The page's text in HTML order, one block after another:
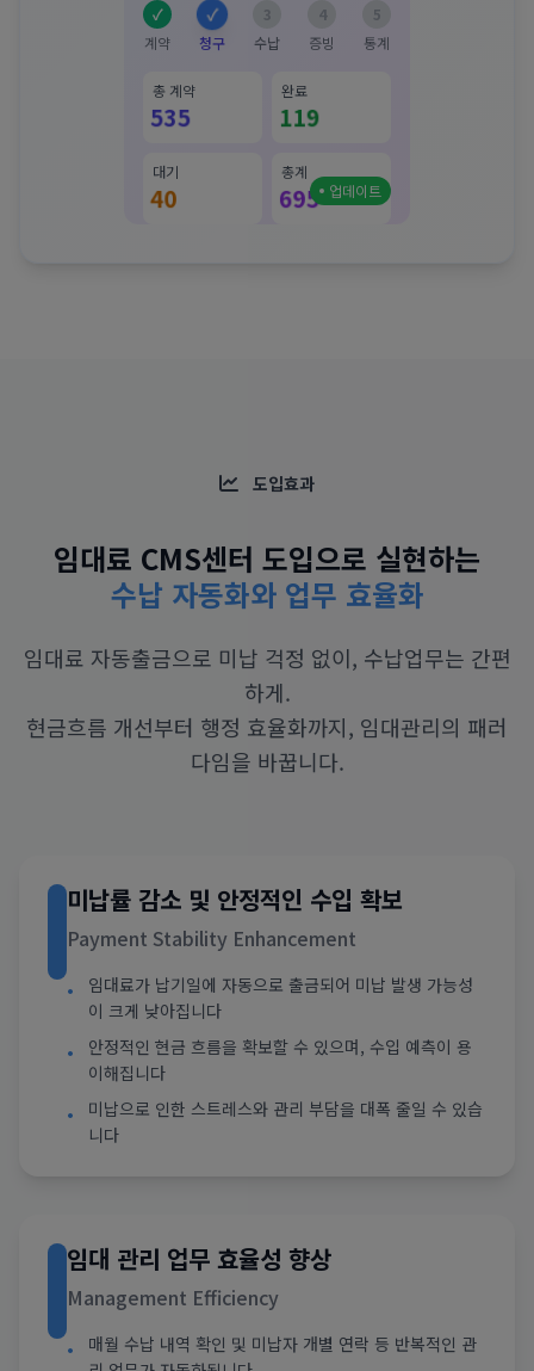
✓
계약
✓
청구
3
수납
4
증빙
5
통계
총 계약
535
완료
119
대기
40
총계
695
도입효과
임대료 CMS센터 도입으로 실현하는
수납 자동화와 업무 효율화
임대료 자동출금으로 미납 걱정 없이, 수납업무는 간편
하게.
현금흐름 개선부터 행정 효율화까지, 임대관리의 패러
다임을 바꿉니다.
미납률 감소 및 안정적인 수입 확보
Payment Stability Enhancement
•
임대료가 납기일에 자동으로 출금되어 미납 발생 가능성
이 크게 낮아집니다
•
안정적인 현금 흐름을 확보할 수 있으며, 수입 예측이 용
이해집니다
•
미납으로 인한 스트레스와 관리 부담을 대폭 줄일 수 있습
니다
임대 관리 업무 효율성 향상
Management Efficiency
•
매월 수납 내역 확인 및 미납자 개별 연락 등 반복적인 관